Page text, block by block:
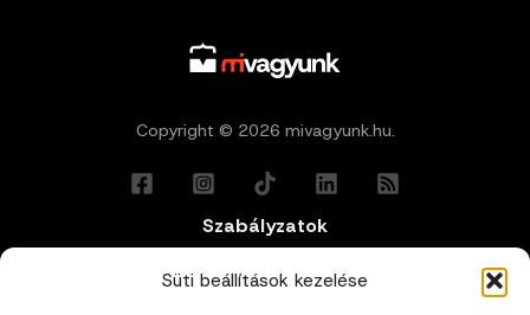
Süti beállítások kezelése
Copyright © 2026 mivagyunk.hu.
Szabályzatok
Általános Felhasználási Feltételek